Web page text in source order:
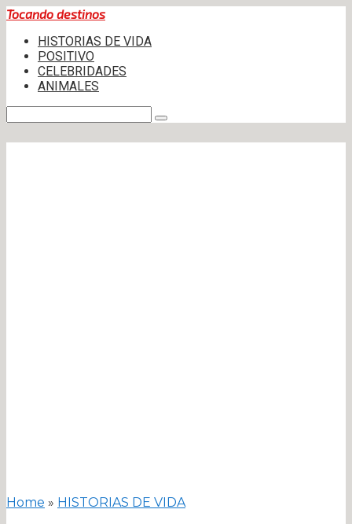
Skip
content
Tocando destinos
HISTORIAS DE VIDA
POSITIVO
CELEBRIDADES
ANIMALES
Home » HISTORIAS DE VIDA